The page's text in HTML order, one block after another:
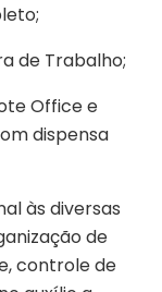
de Trabalho;
Office e
dispensa
às diversas
de
controle de